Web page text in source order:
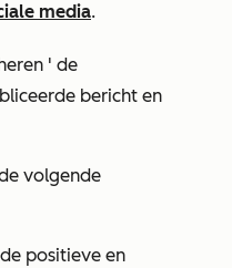
media.
' de
bericht en
volgende
positieve en